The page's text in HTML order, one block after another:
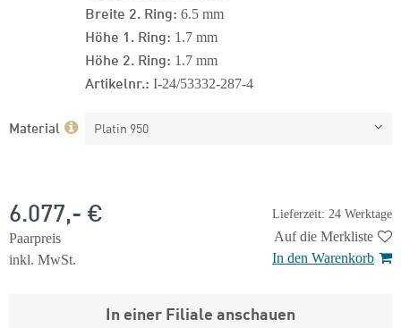
Breite 2. Ring: 6.5 mm
Höhe 1. Ring: 1.7 mm
Höhe 2. Ring: 1.7 mm
Artikelnr.: I-24/53332-287-4
Material Platin 950
Lieferzeit: 24 Werktage
6.077,- €
Paarpreis
inkl. MwSt.
Auf die Merkliste
In den Warenkorb
In einer Filiale anschauen